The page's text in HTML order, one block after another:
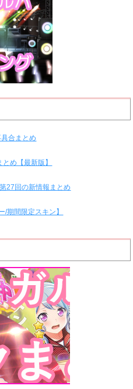
合まとめ
め【最新版】
27回の新情報まとめ
/期間限定スキン】